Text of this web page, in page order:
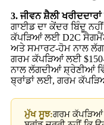
3. ਜੀਵਨ ਸ਼ੈਲੀ
ਗਾਈਡ ਦਾ ਕੇਂਦਰ ਬਿੰਦੂ
ਕੱਪੜਿਆਂ ਲਈ D2C ਸੈਗਮੈਂਟ
ਅਤੇ ਸਮਾਰਟ-ਹੋਮ ਨਾਲ
ਗਰਮ ਕੱਪੜਿਆਂ ਲਈ
ਨਾਲ ਲੱਗਦੀਆਂ ਸ਼੍ਰੇਣੀਆਂ
ਬ੍ਰਾਂਡਾਂ ਲਈ, ਗਰਮ
ਮੁੱਖ ਸੂਝ:ਗਰਮ ਕੱਪੜਿਆਂ